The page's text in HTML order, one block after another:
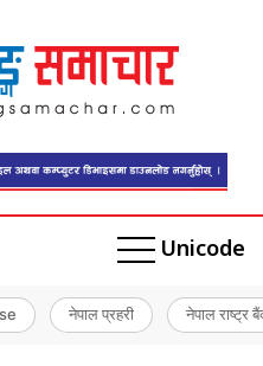
Unicode
नेपाल प्रहरी नेपाल राष्ट्र